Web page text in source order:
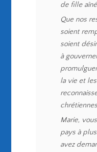
de fille
Que nos
soient
soient
à
la vie et
Marie,
pays à
avez